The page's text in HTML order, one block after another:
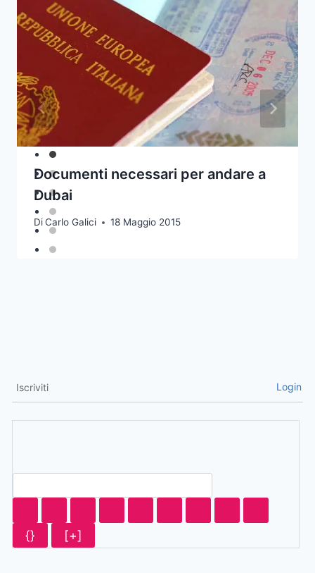
Documenti necessari per andare a
Dubai
DiCarlo Galici 18 Maggio 2015
Iscriviti Login
{} [+]